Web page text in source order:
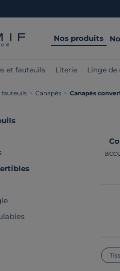
Nos produits
et fauteuils Literie Linge de
fauteuils > Canapés > Canapés